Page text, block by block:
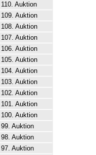
Auktion
Auktion
Auktion
Auktion
Auktion
Auktion
Auktion
Auktion
Auktion
Auktion
Auktion
Auktion
Auktion
Auktion